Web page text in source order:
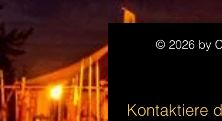
© 2026 by
Kontaktiere